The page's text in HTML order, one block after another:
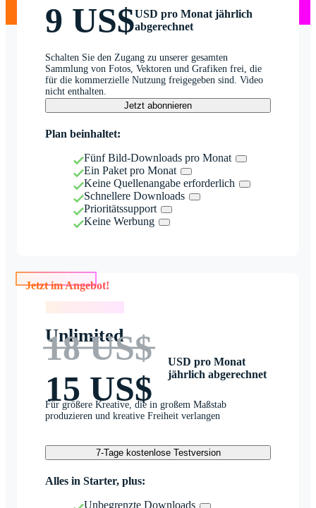
9 US$USD pro Monat jährlich
abgerechnet
Schalten Sie den Zugang zu unserer gesamten
Sammlung von Fotos, Vektoren und Grafiken frei, die
für die kommerzielle Nutzung freigegeben sind. Video
nicht enthalten.
Jetzt abonnieren
Plan beinhaltet:
Fünf Bild-Downloads pro Monat
Ein Paket pro Monat
Keine Quellenangabe erforderlich
Schnellere Downloads
Prioritätssupport
Keine Werbung
Jetzt im Angebot!
Unlimited
18 US$
15 US$
USD pro Monat
jährlich abgerechnet
Für größere Kreative, die in großem Maßstab
produzieren und kreative Freiheit verlangen
7-Tage kostenlose Testversion
Alles in Starter, plus:
Unbegrenzte Downloads